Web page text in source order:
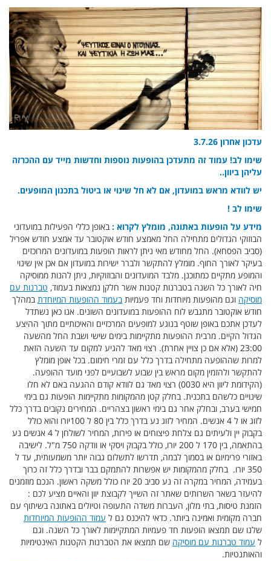
עדכון אחרון 3.7.26
שימו לב! עמוד זה מתעדכן בהופעות נוספות וחדשות מייד עם ההכרזה
עליהן ביוון..
יש לוודא מראש במועדון, אם לא חל שינוי או ביטול בתכנון המופעים.
שימו לב !
מידע על הופעות באתונה, מומלץ לקרוא :באופן כללי הפעילות במועדוני
הבוזוקי הגדולים מתחילה החל מאמצע חודש אוקטובר עד אמצע חודש אפריל
(סביב הפסחא). החל מחודש מאי ניתן לראות הופעות במועדונים המרוכזים
בעיקר לאורך החוף. מומלץ להתקשר ולברר ישירות במועדון אם אכן אין שינוי
והמופע מתקיים כמתוכנן. מלבד המועדונים והבוזוקיות, ניתן להנות ממוסיקה
חיה לאורך כל השנה בטברנות קטנות אשר חלקן נמצאות בעמוד, טברנות עם
מוסיקה וגם מהופעות מיוחדות וחד פעמיותבעמוד ההופעות המיוחדתבמהלך
חודש אוקטובר מתגבש לוח ההופעות במועדונים השונים. אנו כאן נשתדל
לעדכן אתכם באופן שוטף בנוגע למופעים המרכזיים והאיכותיים מתוך ההיצע
הגדול הקיים. מרבית ההופעות מתקיימות בימים שישי ושבת החל מהשעה
23:00 (אלא אם כן צויין אחרת). רצוי מאד להגיע למקום עד השעה הזאת
למרות שההופעה מתחילה בדרך כלל עם זמרי חימום. בכל אופן מומלץ
להתקשר ולהזמין מקום מראש בין שבוע לשבועיים לפני מועד ההופעה.
(הקידומת ליוון היא 0030) רצוי מאד גם לוודא קודם ההגעה באם לא חלו
שינויים כלשהם בתכנית. בחלק קטן מהמקומות מתקיימות הופעות גם בימי
חמישי בערב, ובחלק אחר גם בימי ראשון בצהריים. המחירים נקובים בדרך כלל
לזוג או ל 4 אנשים. המחיר לזוג נע בדרך כלל בין 80 ל 100יורו והוא כולל
בקבוק יין ולעיתים גם צלחת פיצוחים או פירות, המחיר לשולחן ל 4 אנשים נע
בהתאמה, בין 170 ל 200 יורו, כולל בקבוק ויסקי או וודקה 750 מ"ל. לישיבה
באזורי פרימיום או בסמוך לבמה, תדרשו לתשלום גבוה יותר משמעותית, עד ל
350 יורו. בחלק מהמקומות יש אפשרות להתמקם בבר ובדרך כלל זה כרוך
בעמידה, המחיר במקרה זה נע סביב 20 יורו כולל משקה ראשון. הנכם מוזמנים
להיעזר בשאר השרותים שאתר זה השייך לקבוצת יוון והאיים מציע לכם :
הזמנת טיסות, בתי מלון, העברות משדה התעופה וטיולים באתונה בשיתוף עם
חברה מקומית ואמינה ביותר. כדאי להיכנס גם ל עמוד ההופעות המיוחדות
שלנו שם תמצאו הופעות חד פעמיות המתקיימות לאורך כל השנה. וגם
ל עמוד טברנות עם מוסיקה שם תמצאו את הטברנות הקטנות האינטימיות
והאותנטיות.